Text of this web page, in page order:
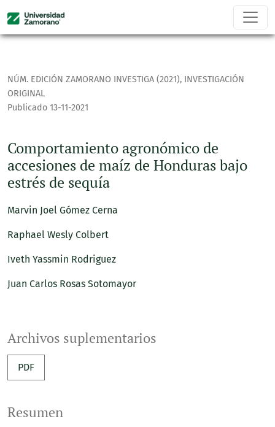
Comportamiento agronómico de accesiones de maíz de
NÚM. EDICIÓN ZAMORANO INVESTIGA (2021), INVESTIGACIÓN
ORIGINAL
Comportamiento agronómico de
accesiones de maíz de Honduras bajo
estrés de sequía
Publicado 13-11-2021
Marvin Joel Gómez Cerna
Raphael Wesly Colbert
Iveth Yassmin Rodriguez
Juan Carlos Rosas Sotomayor
Archivos suplementarios
PDF
Resumen